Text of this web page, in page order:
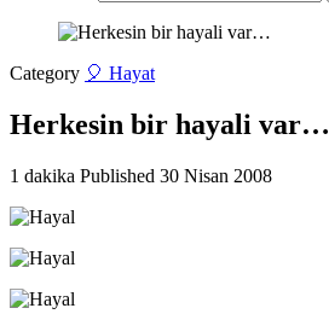
Category 🎈 Hayat
Herkesin bir hayali var…
1 dakika Published 30 Nisan 2008